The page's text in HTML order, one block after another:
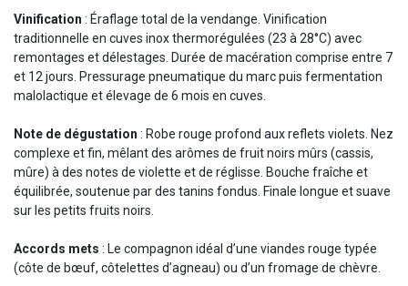
Vinification : Éraflage total de la vendange. Vinification
traditionnelle en cuves inox thermorégulées (23 à 28°C) avec
remontages et délestages. Durée de macération comprise entre 7
et 12 jours. Pressurage pneumatique du marc puis fermentation
malolactique et élevage de 6 mois en cuves.
Note de dégustation : Robe rouge profond aux reflets violets. Nez
complexe et fin, mêlant des arômes de fruit noirs mûrs (cassis,
mûre) à des notes de violette et de réglisse. Bouche fraîche et
équilibrée, soutenue par des tanins fondus. Finale longue et suave
sur les petits fruits noirs.
Accords mets : Le compagnon idéal d’une viandes rouge typée
(côte de bœuf, côtelettes d’agneau) ou d’un fromage de chèvre.